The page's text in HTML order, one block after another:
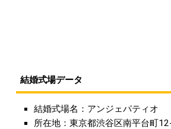
結婚式場データ
結婚式場名：アンジェパティオ
所在地：東京都渋谷区南平台町